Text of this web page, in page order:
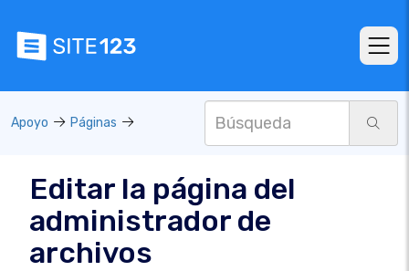
Apoyo Páginas
Editar la página del
administrador de
archivos